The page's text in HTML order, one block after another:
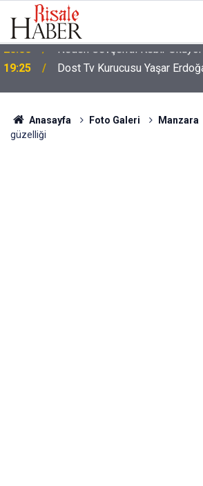
19:25 Dost Tv Kurucusu Yaşar
Anasayfa Foto Galeri Manzara
güzelliği